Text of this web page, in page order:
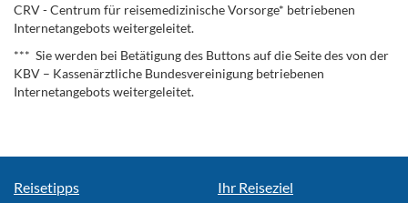
CRV - Centrum für reisemedizinische Vorsorge* betriebenen
Internetangebots weitergeleitet.
*** Sie werden bei Betätigung des Buttons auf die Seite des von der
KBV – Kassenärztliche Bundesvereinigung betriebenen
Internetangebots weitergeleitet.
Reisetipps Ihr Reiseziel